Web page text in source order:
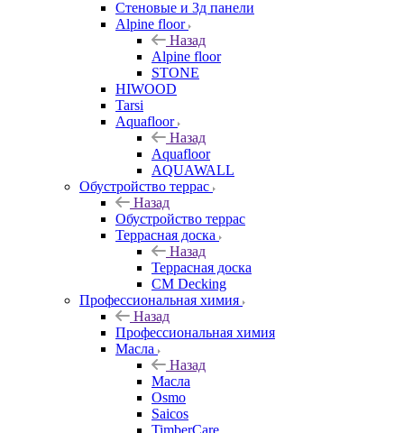
Стеновые и 3д панели
Alpine floor
Назад
Alpine floor
STONE
HIWOOD
Tarsi
Aquafloor
Назад
Aquafloor
AQUAWALL
Обустройство террас
Назад
Обустройство террас
Террасная доска
Назад
Террасная доска
CM Decking
Профессиональная химия
Назад
Профессиональная химия
Масла
Назад
Масла
Osmo
Saicos
TimberCare